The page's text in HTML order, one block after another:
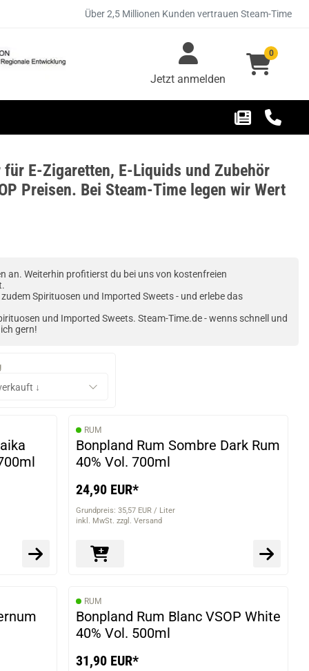
Über 2,5 Millionen Kunden vertrauen Steam-Time
Jetzt anmelden
0
E-Zigaretten, E-Liquids und Zubehör
Preisen. Bei Steam-Time legen wir Wert
an. Weiterhin profitierst du bei uns von kostenfreien
Spirituosen und Imported Sweets - und erlebe das
und Imported Sweets. Steam-Time.de - wenns schnell und
gern!
RUM
Bonpland Rum Sombre Dark Rum
40% Vol. 700ml
24,90 EUR*
Grundpreis: 35,57 EUR / Liter
inkl. MwSt. zzgl. Versand
RUM
Bonpland Rum Blanc VSOP White
40% Vol. 500ml
31,90 EUR*